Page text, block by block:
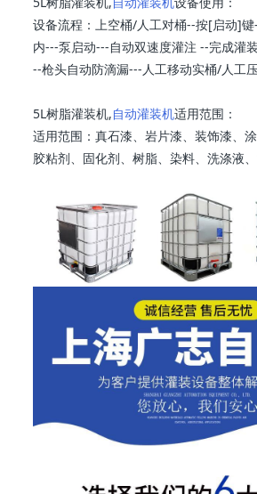
设备流程：上空桶/人工对桶--按[启动]
内---泵启动---自动双速度灌注 --完成灌
--枪头自动防滴漏---人工移动实桶/人工压
5L树脂灌装机,自动灌装机适用范围：
适用范围：真石漆、岩片漆、装饰漆、涂
胶粘剂、固化剂、树脂、染料、洗涤液、